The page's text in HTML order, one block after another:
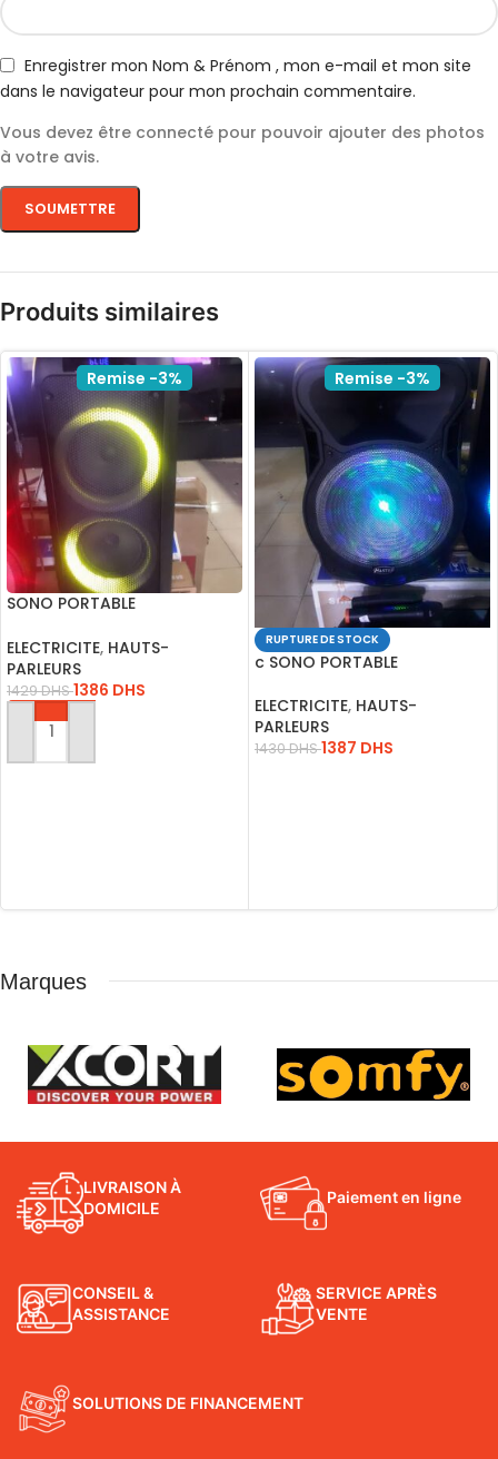
Enregistrer mon Nom & Prénom , mon e-mail et mon site
dans le navigateur pour mon prochain commentaire.
Vous devez être connecté pour pouvoir ajouter des photos
à votre avis.
Produits similaires
Remise -3%
SONO PORTABLE
USB-BLUET-FM-SD
ELECTRICITE, HAUTS-
PARLEURS
1429DHS1386 DHS
AJOUTER AU PANIER
Remise -3%
RUPTURE DE STOCK
c SONO PORTABLE
SD-FM
ELECTRICITE, HAUTS-
PARLEURS
1430DHS1387 DHS
Marques
LIVRAISON À
DOMICILE
Paiement en ligne
CONSEIL &
ASSISTANCE
SERVICE APRÈS
VENTE
SOLUTIONS DE FINANCEMENT